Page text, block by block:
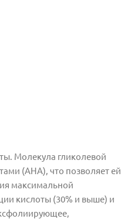
Молекула гликолевой
(АНА), что позволяет ей
максимальной
кислоты (30% и выше) и